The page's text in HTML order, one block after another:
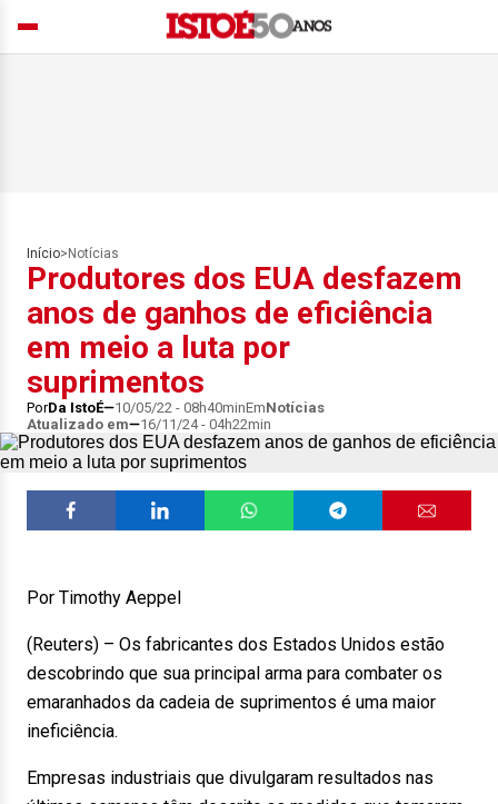
Início> Notícias
Produtores dos EUA desfazem
anos de ganhos de eficiência
em meio a luta por
suprimentos
PorDa IstoÉ 10/05/22 - 08h40minEmNotícias
Atualizado em
16/11/24 - 04h22min
Por Timothy Aeppel
(Reuters) – Os fabricantes dos Estados Unidos estão
descobrindo que sua principal arma para combater os
emaranhados da cadeia de suprimentos é uma maior
ineficiência.
Empresas industriais que divulgaram resultados nas